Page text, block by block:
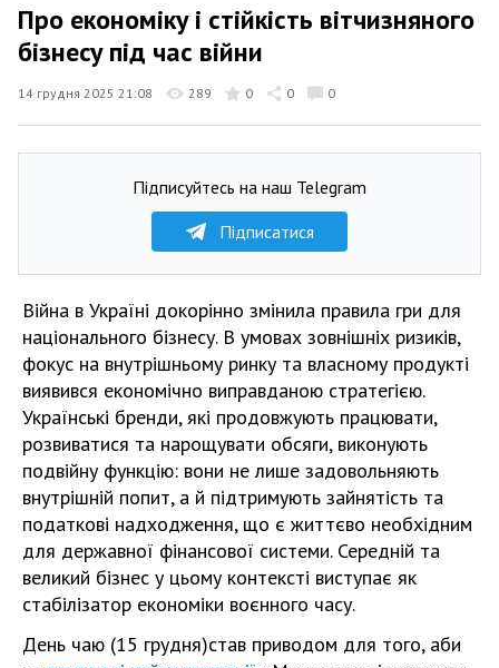
Про економіку і стійкість вітчизняного
бізнесу під час війни
14 грудня 2025 21:08 289 0 0 0
Підписуйтесь на наш Telegram
Підписатися
Війна в Україні докорінно змінила правила гри для
національного бізнесу. В умовах зовнішніх ризиків,
фокус на внутрішньому ринку та власному продукті
виявився економічно виправданою стратегією.
Українські бренди, які продовжують працювати,
розвиватися та нарощувати обсяги, виконують
подвійну функцію: вони не лише задовольняють
внутрішній попит, а й підтримують зайнятість та
податкові надходження, що є життєво необхідним
для державної фінансової системи. Середній та
великий бізнес у цьому контексті виступає як
стабілізатор економіки воєнного часу.
День чаю (15 грудня)став приводом для того, аби